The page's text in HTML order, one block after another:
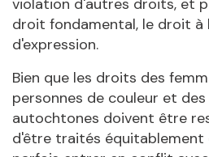
violation d'autres droits, et
droit fondamental, le droit à
d'expression.
Bien que les droits des
personnes de couleur et
autochtones doivent être
d'être traités